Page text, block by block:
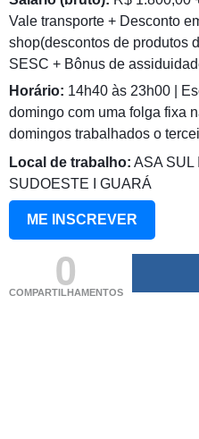
Vale transporte + Desconto
shop(descontos de produtos
SESC + Bônus de
Horário: 14h40 às 23h00 |
domingo com uma folga fixa
domingos trabalhados o
Local de trabalho: ASA SUL
SUDOESTE I GUARÁ
ME INSCREVER
0
COMPARTILHAMENTOS